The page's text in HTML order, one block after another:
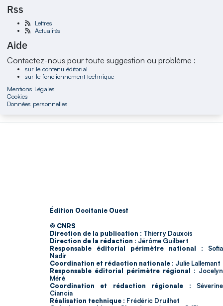
Rss
Lettres
Actualités
Aide
Contactez-nous pour toute suggestion ou problème :
sur le contenu éditorial
sur le fonctionnement technique
Mentions Légales
Cookies
Données personnelles
Édition Occitanie Ouest
© CNRS
Direction de la publication : Thierry Dauxois
Direction de la rédaction : Jérôme Guilbert
Responsable éditorial périmètre national : Sofia
Nadir
Coordination et rédaction nationale : Julie Lallemant
Responsable éditorial périmètre régional : Jocelyn
Méré
Coordination et rédaction régionale : Séverine
Ciancia
Réalisation technique : Frédéric Druilhet